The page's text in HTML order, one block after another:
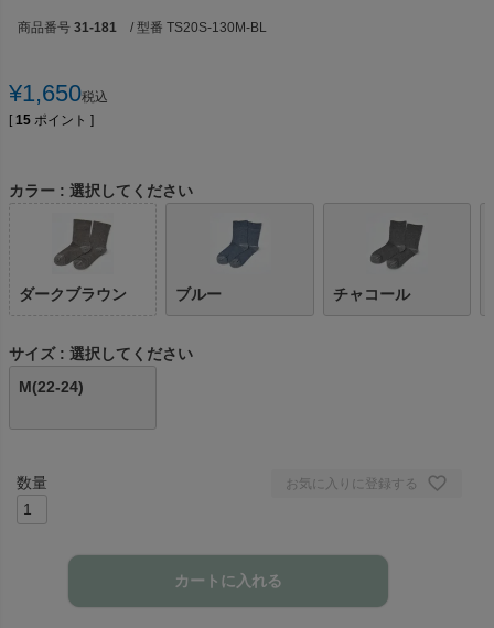
商品番号 31-181 / 型番 TS20S-130M-BL
¥1,650税込
[ 15 ポイント ]
カラー 選択してください
ダークブラウン ブルー チャコール
サイズ
選択してください
M(22-24)
お気に入りに登録する
カートに入れる